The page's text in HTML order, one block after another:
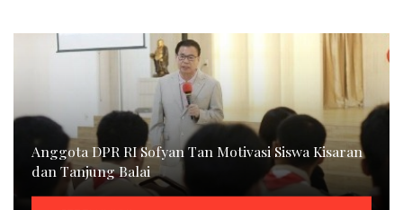
Anggota DPR RI Sofyan Tan Motivasi Siswa Kisaran
dan Tanjung Balai